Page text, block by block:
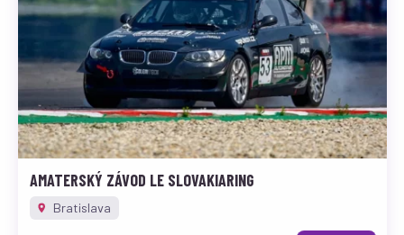
AMATERSKÝ ZÁVOD LE SLOVAKIARING
Bratislava